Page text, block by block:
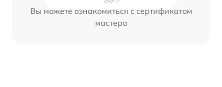
Вы можете ознакомиться с сертификатом
мастера